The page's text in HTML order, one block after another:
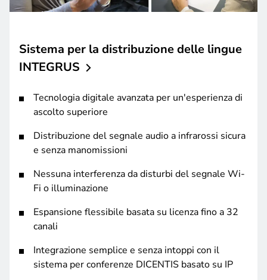
Sistema per la distribuzione delle lingue
INTEGRUS
Tecnologia digitale avanzata per un'esperienza di
ascolto superiore
Distribuzione del segnale audio a infrarossi sicura
e senza manomissioni
Nessuna interferenza da disturbi del segnale Wi-
Fi o illuminazione
Espansione flessibile basata su licenza fino a 32
canali
Integrazione semplice e senza intoppi con il
sistema per conferenze DICENTIS basato su IP